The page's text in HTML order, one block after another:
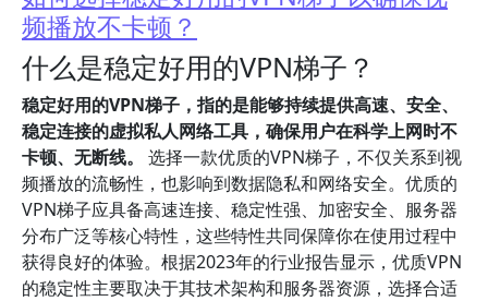
频播放不卡顿？
什么是稳定好用的VPN梯子？
稳定好用的VPN梯子，指的是能够持续提供高速、安全、
稳定连接的虚拟私人网络工具，确保用户在科学上网时不
卡顿、无断线。
选择一款优质的VPN梯子，不仅关系到视
频播放的流畅性，也影响到数据隐私和网络安全。优质的
VPN梯子应具备高速连接、稳定性强、加密安全、服务器
分布广泛等核心特性，这些特性共同保障你在使用过程中
获得良好的体验。根据2023年的行业报告显示，优质VPN
的稳定性主要取决于其技术架构和服务器资源，选择合适